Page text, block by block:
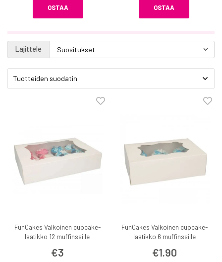
OSTAA OSTAA
Lajittele
Tuotteiden suodatin
FunCakes Valkoinen cupcake-
laatikko 12 muffinssille
€3
FunCakes Valkoinen cupcake-
laatikko 6 muffinssille
€1.90